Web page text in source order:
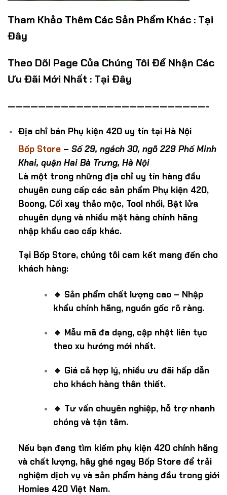
Tham Khảo Thêm Các Sản Phẩm Khác : Tại
Đây
Theo Dõi Page Của Chúng Tôi Để Nhận Các
Ưu Đãi Mới Nhất : Tại Đây
——————————————————————————-
Địa chỉ bán Phụ kiện 420 uy tín tại Hà Nội
Bốp Store– Số 29, ngách 30, ngõ 229 Phố Minh
Khai, quận Hai Bà Trưng, Hà Nội
Là một trong những địa chỉ uy tín hàng đầu
chuyên cung cấp các sản phẩm Phụ kiện 420,
Boong, Cối xay thảo mộc, Tool nhồi, Bật lửa
chuyên dụng và nhiều mặt hàng chính hãng
nhập khẩu cao cấp khác.
Tại Bốp Store, chúng tôi cam kết mang đến cho
khách hàng:
🔹 Sản phẩm chất lượng cao – Nhập
khẩu chính hãng, nguồn gốc rõ ràng.
🔹 Mẫu mã đa dạng, cập nhật liên tục
theo xu hướng mới nhất.
🔹 Giá cả hợp lý, nhiều ưu đãi hấp dẫn
cho khách hàng thân thiết.
🔹 Tư vấn chuyên nghiệp, hỗ trợ nhanh
chóng và tận tâm.
Nếu bạn đang tìm kiếm phụ kiện 420 chính hãng
và chất lượng, hãy ghé ngay Bốp Store để trải
nghiệm dịch vụ và sản phẩm hàng đầu trong giới
Homies 420 Việt Nam.